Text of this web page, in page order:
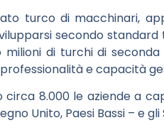
turco di macchinari,
secondo
di turchi di
e capacità
circa 8.000 le aziende a
Unito, Paesi Bassi – e gli